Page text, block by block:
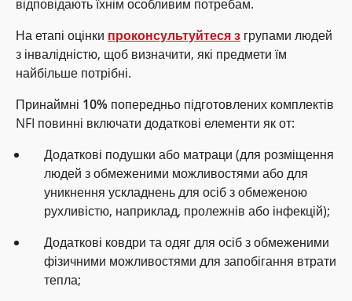
відповідають їхнім особливим потребам.
На етапі оцінки проконсультуйтеся з групами людей
з інвалідністю, щоб визначити, які предмети їм
найбільше потрібні.
Принаймні 10% попередньо підготовлених комплектів
NFI повинні включати додаткові елементи як от:
Додаткові подушки або матраци (для розміщення
людей з обмеженими можливостями або для
уникнення ускладнень для осіб з обмеженою
рухливістю, наприклад, пролежнів або інфекцій);
Додаткові ковдри та одяг для осіб з обмеженими
фізичними можливостями для запобігання втрати
тепла;